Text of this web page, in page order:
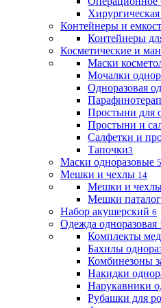
Контейнеры и
Контейнеры
Косметические и
Маски
Мочалки
Одноразовая
Простыни для
Простыни и
Салфетки и
Тапочки3
Маски одноразовые 5
Мешки и чехлы 14
Мешки и
Мешки
Набор акушерский 6
Одежда одноразовая
Комплекты
Бахилы
Комбинезоны
Накидки
Нарукавники
Рубашки для